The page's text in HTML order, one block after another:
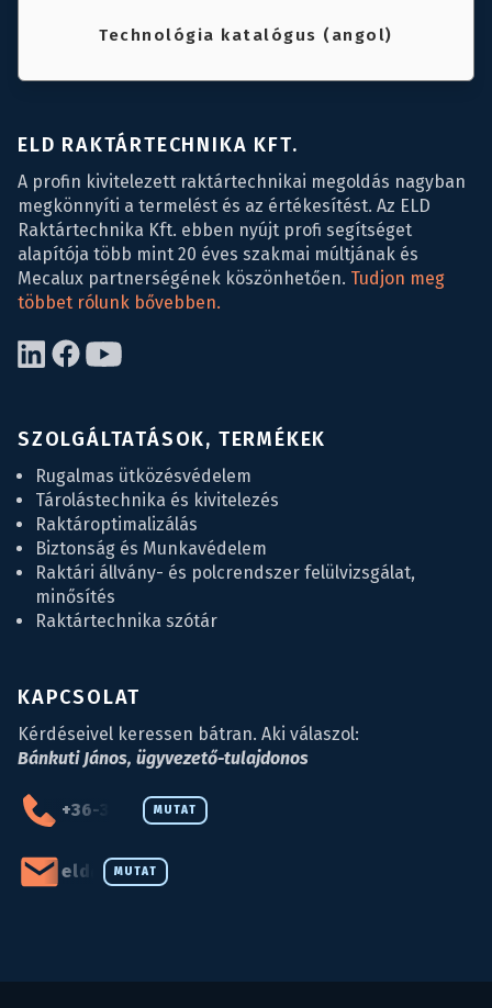
Technológia katalógus (angol)
ELD RAKTÁRTECHNIKA KFT.
A profin kivitelezett raktártechnikai megoldás nagyban
megkönnyíti a termelést és az értékesítést. Az ELD
Raktártechnika Kft. ebben nyújt profi segítséget
alapítója több mint 20 éves szakmai múltjának és
Mecalux partnerségének köszönhetően. Tudjon meg
többet rólunk bővebben.
SZOLGÁLTATÁSOK, TERMÉKEK
Rugalmas ütközésvédelem
Tárolástechnika és kivitelezés
Raktároptimalizálás
Biztonság és Munkavédelem
Raktári állvány- és polcrendszer felülvizsgálat,
minősítés
Raktártechnika szótár
KAPCSOLAT
Kérdéseivel keressen bátran. Aki válaszol:
Bánkuti János, ügyvezető-tulajdonos
MUTAT
+36-34-590-027
MUTAT
eld@eld.hu